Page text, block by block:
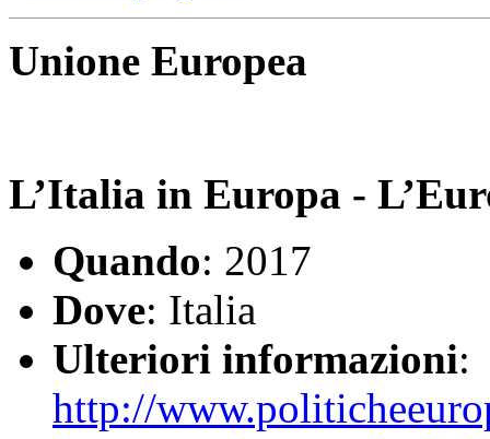
Unione Europea
L’Italia in Europa -
Quando: 2017
Dove: Italia
Ulteriori informazioni:
http://